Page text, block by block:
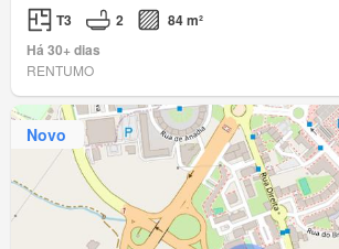
T3 2
84 m²
Há 30+ dias
RENTUMO
Novo